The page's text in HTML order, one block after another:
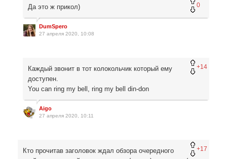
0
Да это ж прикол)
DumSpero
27 апреля 2020, 10:08
+14
Каждый звонит в тот колокольчик который ему
доступен.
You can ring my bell, ring my bell din-don
Aigo
27 апреля 2020, 10:11
+17
Кто прочитав заголовок ждал обзора очередного